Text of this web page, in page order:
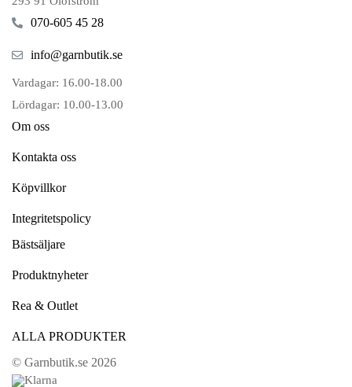
070-605 45 28
info@garnbutik.se
Vardagar: 16.00-18.00
Lördagar: 10.00-13.00
Om oss
Kontakta oss
Köpvillkor
Integritetspolicy
Bästsäljare
Produktnyheter
Rea & Outlet
ALLA PRODUKTER
© Garnbutik.se 2026